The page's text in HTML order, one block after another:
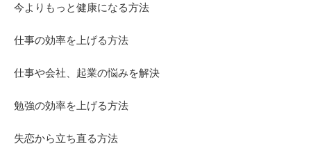
今よりもっと健康になる方法
仕事の効率を上げる方法
仕事や会社、起業の悩みを解決
勉強の効率を上げる方法
失恋から立ち直る方法